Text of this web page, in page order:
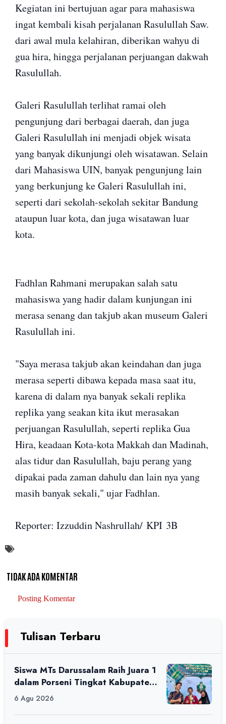
Kegiatan ini bertujuan agar para mahasiswa
ingat kembali kisah perjalanan Rasulullah Saw.
dari awal mula kelahiran, diberikan wahyu di
gua hira, hingga perjalanan perjuangan dakwah
Rasulullah.
Galeri Rasulullah terlihat ramai oleh
pengunjung dari berbagai daerah, dan juga
Galeri Rasulullah ini menjadi objek wisata
yang banyak dikunjungi oleh wisatawan. Selain
dari Mahasiswa UIN, banyak pengunjung lain
yang berkunjung ke Galeri Rasulullah ini,
seperti dari sekolah-sekolah sekitar Bandung
ataupun luar kota, dan juga wisatawan luar
kota.
Fadhlan Rahmani merupakan salah satu
mahasiswa yang hadir dalam kunjungan ini
merasa senang dan takjub akan museum Galeri
Rasulullah ini.
"Saya merasa takjub akan keindahan dan juga
merasa seperti dibawa kepada masa saat itu,
karena di dalam nya banyak sekali replika
replika yang seakan kita ikut merasakan
perjuangan Rasulullah, seperti replika Gua
Hira, keadaan Kota-kota Makkah dan Madinah,
alas tidur dan Rasulullah, baju perang yang
dipakai pada zaman dahulu dan lain nya yang
masih banyak sekali," ujar Fadhlan.
Reporter: Izzuddin Nashrullah/ KPI 3B
TIDAK ADA KOMENTAR
Posting Komentar
Tulisan Terbaru
Siswa MTs Darussalam Raih Juara 1
dalam Porseni Tingkat Kabupaten
6 Agu 2026